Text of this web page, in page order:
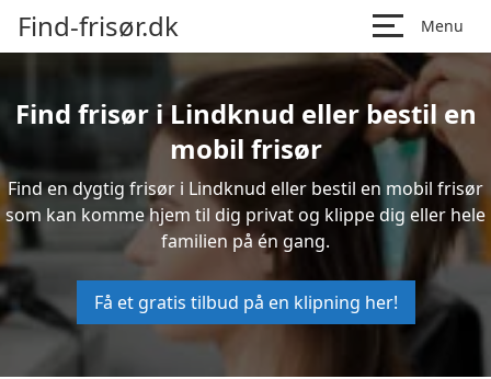
Find-frisør.dk Menu
Find frisør i Lindknud eller bestil en
mobil frisør
Find en dygtig frisør i Lindknud eller bestil en mobil frisør
som kan komme hjem til dig privat og klippe dig eller hele
familien på én gang.
Få et gratis tilbud på en klipning her!